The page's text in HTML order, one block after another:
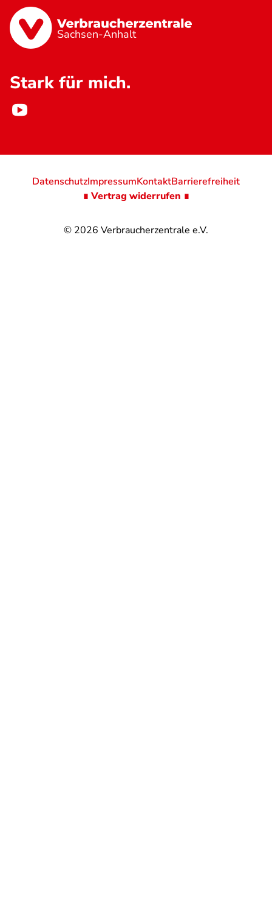
Sachsen-Anhalt
Stark für mich.
© 2026 Verbraucherzentrale e.V.
DatenschutzImpressumKontaktBarrierefreiheit
∎ Vertrag widerrufen ∎